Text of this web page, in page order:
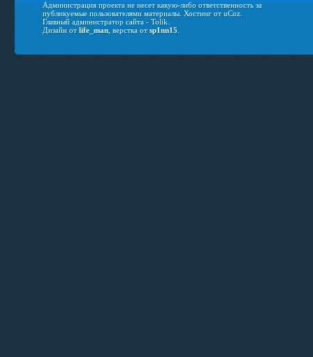
Администрация проекта не несет какую-либо ответственность за
публикуемые пользователями материалы. Хостинг отuCoz.
Главный администратор сайта - Tolik.
Дизайн отlife_man, верстка отsp1nn15.